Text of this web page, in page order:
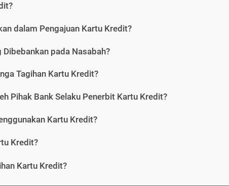
dalam Pengajuan Kartu Kredit?
pada Nasabah?
Tagihan Kartu Kredit?
Pihak Bank Selaku Penerbit Kartu Kredit?
Kartu Kredit?
Kredit?
Kartu Kredit?